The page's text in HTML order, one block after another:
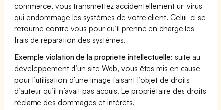
commerce, vous transmettez accidentellement un virus
qui endommage les systèmes de votre client. Celui-ci se
retourne contre vous pour qu’il prenne en charge les
frais de réparation des systèmes.
Exemple violation de la propriété intellectuelle: suite au
développement d’un site Web, vous êtes mis en cause
pour l’utilisation d’une image faisant l’objet de droits
d’auteur qu’il n’avait pas acquis. Le propriétaire des droits
réclame des dommages et intérêts.